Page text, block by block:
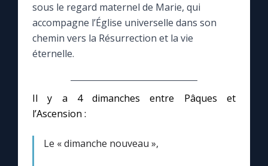
Le magazine
Le site internet
Questions-réponses
Prier au quotidien
sous le regard maternel de Marie, qui
accompagne l’Église universelle dans son
chemin vers la Résurrection et la vie
éternelle.
Il y a 4 dimanches entre Pâques et
l’Ascension :
Le « dimanche nouveau »,